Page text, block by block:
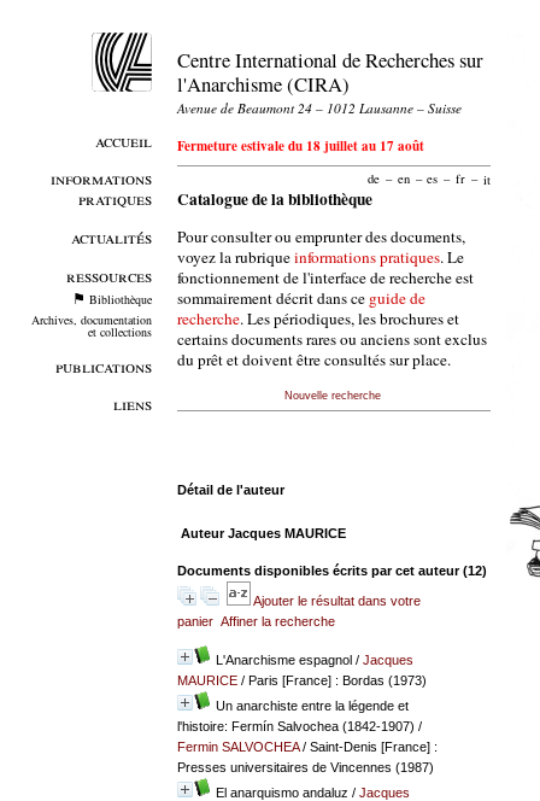
accueil
informations
pratiques
actualités
ressources
Bibliothèque
Archives, documentation
et collections
publications
liens
Centre International de Recherches sur
l'Anarchisme (CIRA)
Avenue de Beaumont 24 – 1012 Lausanne – Suisse
Fermeture estivale du 18 juillet au 17 août
de – en – es – fr – it
Catalogue de la bibliothèque
Pour consulter ou emprunter des documents,
voyez la rubriqueinformations pratiques. Le
fonctionnement de l'interface de recherche est
sommairement décrit dans ce guide de
recherche. Les périodiques, les brochures et
certains documents rares ou anciens sont exclus
du prêt et doivent être consultés sur place.
Nouvelle recherche
Détail de l'auteur
Auteur Jacques MAURICE
Documents disponibles écrits par cet auteur (12)
Ajouter le résultat dans votre
panier Affiner la recherche
L'Anarchisme espagnol/ Jacques
MAURICE/ Paris [France] : Bordas (1973)
Un anarchiste entre la légende et
l'histoire: Fermín Salvochea (1842-1907) /
Fermin SALVOCHEA/ Saint-Denis [France] :
Presses universitaires de Vincennes (1987)
El anarquismo andaluz / Jacques